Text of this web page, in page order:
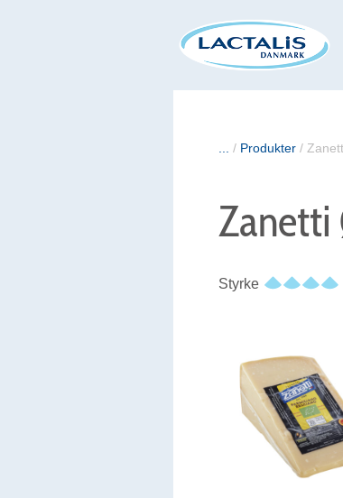
/ Produkter /
Zanetti
Styrke